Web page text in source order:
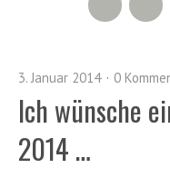
3. Januar 2014 0
Ich wünsche
2014 …